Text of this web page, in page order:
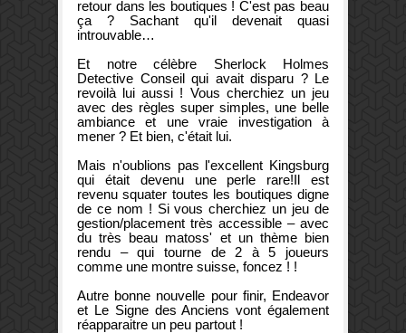
retour dans les boutiques ! C'est pas beau
ça ? Sachant qu'il devenait quasi
introuvable…
Et notre célèbre Sherlock Holmes
Detective Conseil qui avait disparu ? Le
revoilà lui aussi ! Vous cherchiez un jeu
avec des règles super simples, une belle
ambiance et une vraie investigation à
mener ? Et bien, c'était lui.
Mais n'oublions pas l'excellent Kingsburg
qui était devenu une perle rare!Il est
revenu squater toutes les boutiques digne
de ce nom ! Si vous cherchiez un jeu de
gestion/placement très accessible – avec
du très beau matoss' et un thème bien
rendu – qui tourne de 2 à 5 joueurs
comme une montre suisse, foncez ! !
Autre bonne nouvelle pour finir, Endeavor
et Le Signe des Anciens vont également
réapparaitre un peu partout !